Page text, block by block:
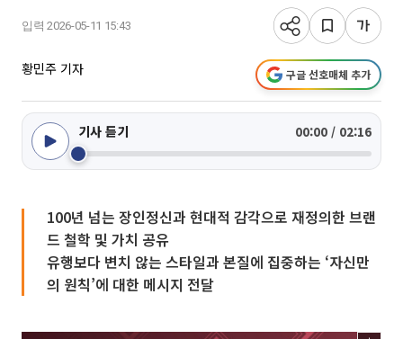
입력 2026-05-11 15:43
황민주 기자 구글 선호매체 추가
기사 듣기 00:00 / 02:16
100년 넘는 장인정신과 현대적 감각으로 재정의한 브랜
드 철학 및 가치 공유
유행보다 변치 않는 스타일과 본질에 집중하는 ‘자신만
의 원칙’에 대한 메시지 전달